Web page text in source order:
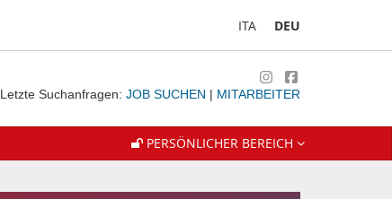
ITA DEU
Letzte Suchanfragen: JOB SUCHEN | MITARBEITER
PERSÖNLICHER BEREICH